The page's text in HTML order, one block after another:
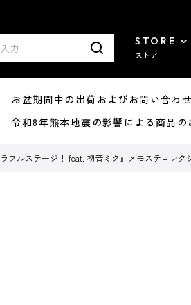
STORE
ストア
盆期間中の出荷およびお問い合わ
和8年熊本地震の影響による商品の
フルステージ！ feat. 初音ミク』メモステコレク